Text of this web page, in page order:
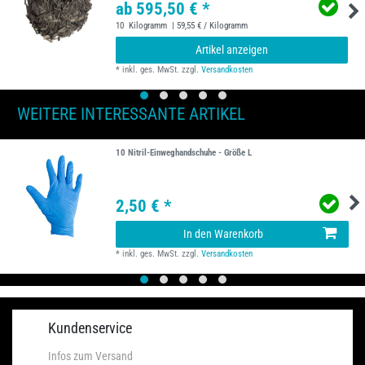
ab 595,50 € *
10 Kilogramm | 59,55 € / Kilogramm
Artikel anzeigen
*inkl. ges. MwSt. zzgl.Versandkosten
WEITERE INTERESSANTE ARTIKEL
10 Nitril-Einweghandschuhe - Größe L
2,50 € *
In den Warenkorb
*inkl. ges. MwSt. zzgl.Versandkosten
Kundenservice
Infos zum Versand